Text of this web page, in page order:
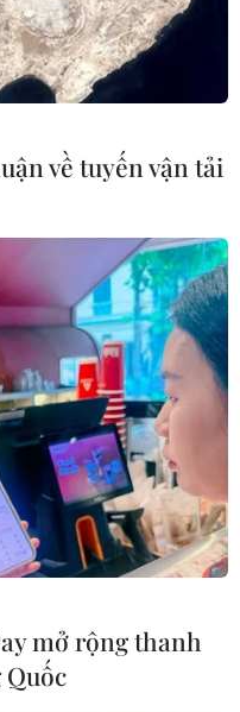
về tuyến vận tải
mở rộng thanh